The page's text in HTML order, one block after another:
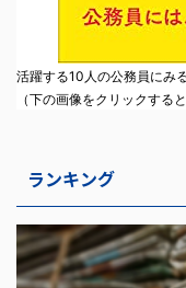
活躍する10人の公務員にみ
（下の画像をクリックする
ランキング